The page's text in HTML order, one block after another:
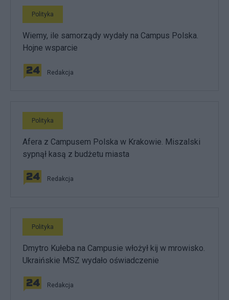
Polityka
Wiemy, ile samorządy wydały na Campus Polska.
Hojne wsparcie
Redakcja
Polityka
Afera z Campusem Polska w Krakowie. Miszalski
sypnął kasą z budżetu miasta
Redakcja
Polityka
Dmytro Kułeba na Campusie włożył kij w mrowisko.
Ukraińskie MSZ wydało oświadczenie
Redakcja